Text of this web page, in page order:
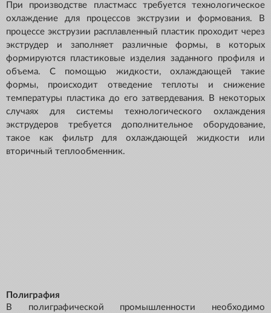
При производстве пластмасс требуется технологическое
охлаждение для процессов экструзии и формования. В
процессе экструзии расплавленный пластик проходит через
экструдер и заполняет различные формы, в которых
формируются пластиковые изделия заданного профиля и
объема. С помощью жидкости, охлаждающей такие
формы, происходит отведение теплоты и снижение
температуры пластика до его затвердевания. В некоторых
случаях для системы технологического охлаждения
экструдеров требуется дополнительное оборудование,
такое как фильтр для охлаждающей жидкости или
вторичный теплообменник.
Полиграфия
В полиграфической промышленности необходимо